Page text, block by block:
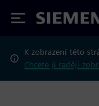
Siemens
K zobrazení této
Chcete ji raději